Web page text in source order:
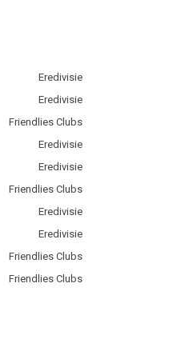
Eredivisie
Eredivisie
Friendlies Clubs
Eredivisie
Eredivisie
Friendlies Clubs
Eredivisie
Eredivisie
Friendlies Clubs
Friendlies Clubs